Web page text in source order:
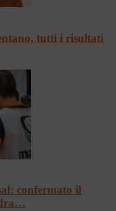
tutti i risultati
confermato il